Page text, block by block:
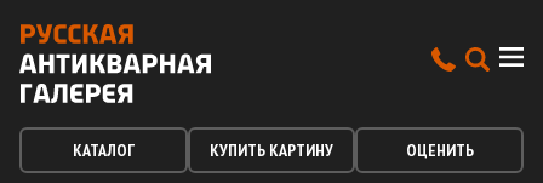
КАТАЛОГ КУПИТЬ КАРТИНУ ОЦЕНИТЬ